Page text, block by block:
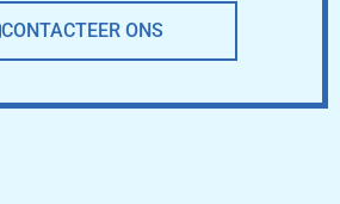
CONTACTEER ONS